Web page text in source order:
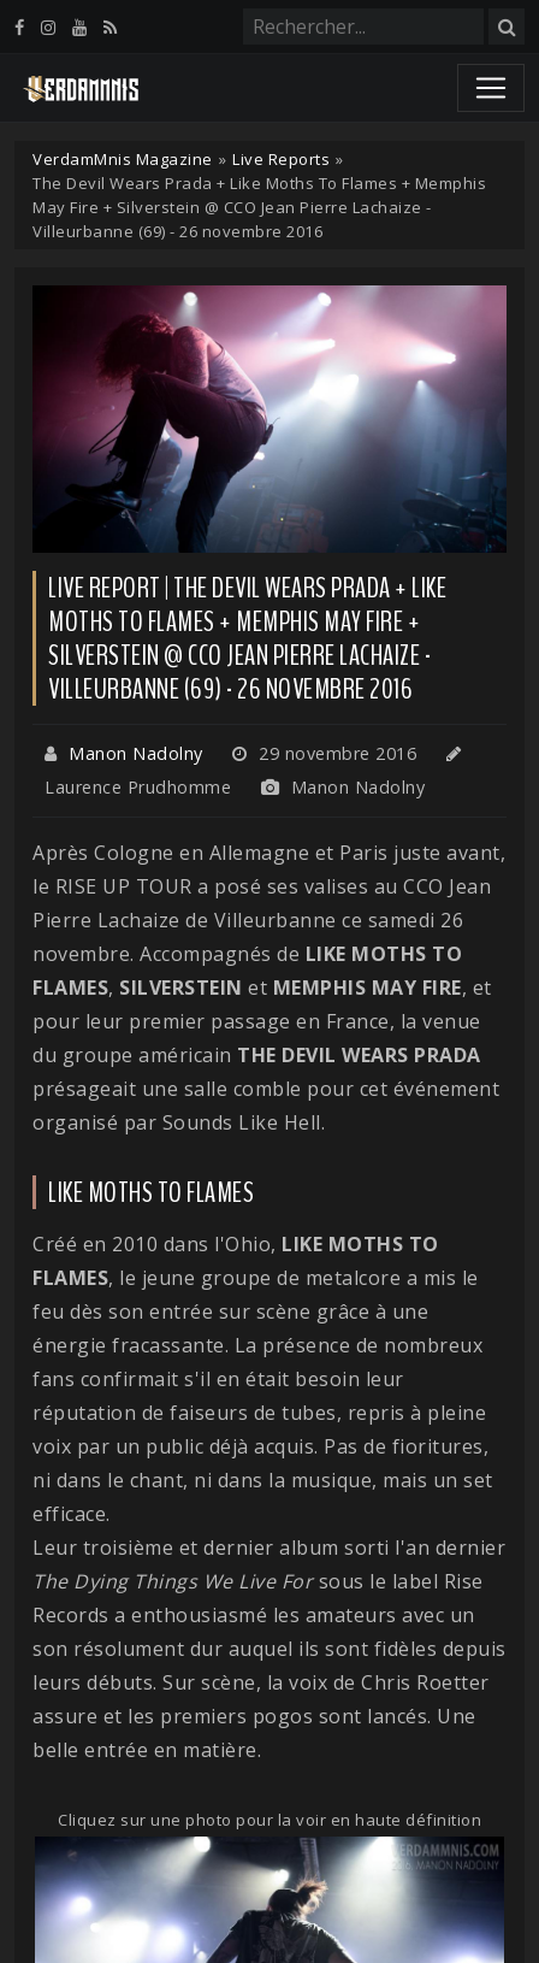
VerdamMnis Magazine » Live Reports »
The Devil Wears Prada + Like Moths To Flames + Memphis
May Fire + Silverstein @ CCO Jean Pierre Lachaize -
Villeurbanne (69) - 26 novembre 2016
LIVE REPORT | THE DEVIL WEARS PRADA + LIKE
MOTHS TO FLAMES + MEMPHIS MAY FIRE +
SILVERSTEIN @ CCO JEAN PIERRE LACHAIZE -
VILLEURBANNE (69) - 26 NOVEMBRE 2016
Manon Nadolny
29 novembre 2016
Laurence Prudhomme
Manon Nadolny
Après Cologne en Allemagne et Paris juste avant,
le RISE UP TOUR a posé ses valises au CCO Jean
Pierre Lachaize de Villeurbanne ce samedi 26
novembre. Accompagnés de LIKE MOTHS TO
FLAMES, SILVERSTEIN et MEMPHIS MAY FIRE, et
pour leur premier passage en France, la venue
du groupe américain THE DEVIL WEARS PRADA
présageait une salle comble pour cet événement
organisé par Sounds Like Hell.
LIKE MOTHS TO FLAMES
Créé en 2010 dans l'Ohio, LIKE MOTHS TO
FLAMES, le jeune groupe de metalcore a mis le
feu dès son entrée sur scène grâce à une
énergie fracassante. La présence de nombreux
fans confirmait s'il en était besoin leur
réputation de faiseurs de tubes, repris à pleine
voix par un public déjà acquis. Pas de fioritures,
ni dans le chant, ni dans la musique, mais un set
efficace.
Leur troisième et dernier album sorti l'an dernier
The Dying Things We Live Forsous le label Rise
Records a enthousiasmé les amateurs avec un
son résolument dur auquel ils sont fidèles depuis
leurs débuts. Sur scène, la voix de Chris Roetter
assure et les premiers pogos sont lancés. Une
belle entrée en matière.
Cliquez sur une photo pour la voir en haute définition
Panneau de gestion des cookies